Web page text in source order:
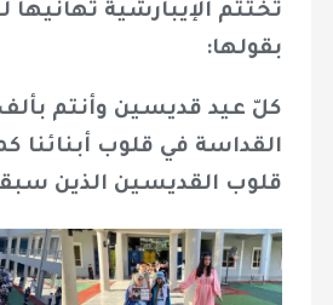
تختتم الإيبارشية تهانيها
بقولها:
كلّ عيد قديسين وأنتم بألف
القداسة في قلوب أبنائنا
قلوب القديسين الذين